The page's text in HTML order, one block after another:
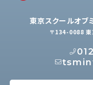
東京スクールオブ
〒134-0088